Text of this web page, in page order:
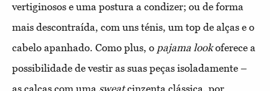
vertiginosos e uma postura a condizer; ou de forma
mais descontraída, com uns ténis, um top de alças e o
cabelo apanhado. Como plus, o pajama lookoferece a
possibilidade de vestir as suas peças isoladamente –